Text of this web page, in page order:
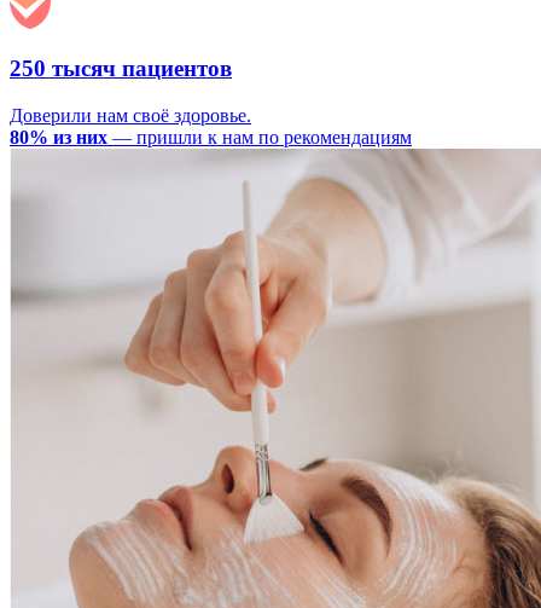
250 тысяч пациентов
Доверили нам своё здоровье.
80% из них — пришли к нам по рекомендациям